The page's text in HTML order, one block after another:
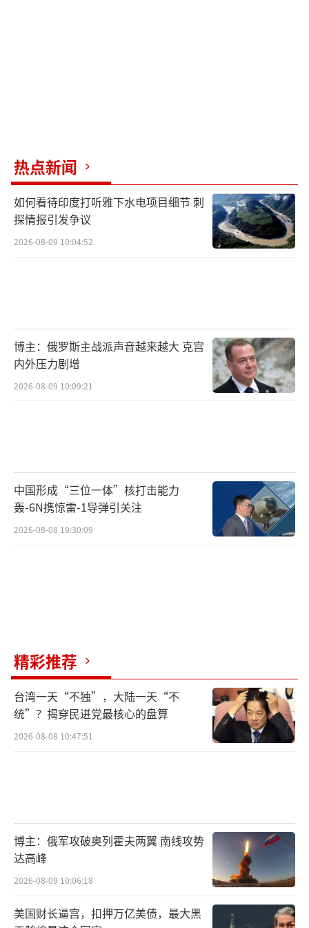
热点新闻
如何看待印度打听雅下水电项目细节 刺
探情报引发争议
2026-08-09 10:04:52
博主：俄罗斯主战派声音越来越大 克宫
内外压力剧增
2026-08-09 10:09:21
中国形成“三位一体”核打击能力
轰-6N携惊雷-1导弹引关注
2026-08-08 19:30:09
精彩推荐
台湾一天“不独”，大陆一天“不
统”？揭穿民进党最核心的盘算
2026-08-08 10:47:51
博主：俄军攻破奥列霍夫两翼 南线攻势
达高峰
2026-08-09 10:06:18
美国财长逼宫，扣押万亿美债，最大黑